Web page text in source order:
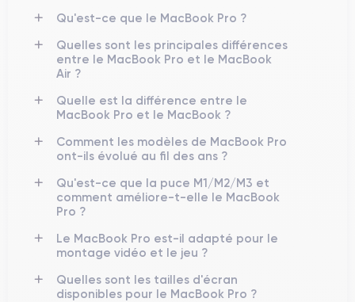
Qu'est-ce que le MacBook Pro ?
Quelles sont les principales différences
entre le MacBook Pro et le MacBook
Air ?
Quelle est la différence entre le
MacBook Pro et le MacBook ?
Comment les modèles de MacBook Pro
ont-ils évolué au fil des ans ?
Qu'est-ce que la puce M1/M2/M3 et
comment améliore-t-elle le MacBook
Pro ?
Le MacBook Pro est-il adapté pour le
montage vidéo et le jeu ?
Quelles sont les tailles d'écran
disponibles pour le MacBook Pro ?